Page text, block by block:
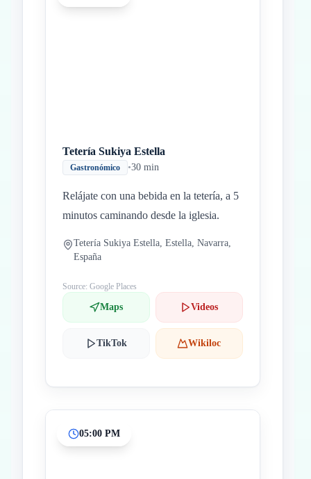
Tetería Sukiya Estella
Gastronómico •30 min
Relájate con una bebida en la tetería, a 5
minutos caminando desde la iglesia.
Tetería Sukiya Estella, Estella, Navarra,
España
Source: Google Places
Maps Videos
TikTok Wikiloc
05:00 PM